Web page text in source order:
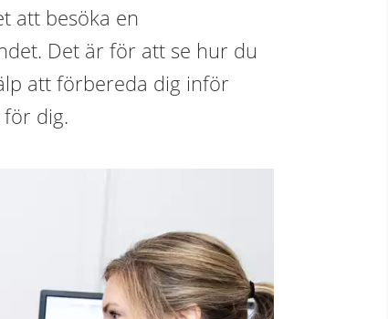
att besöka en
Det är för att se hur du
att förbereda dig inför
dig.